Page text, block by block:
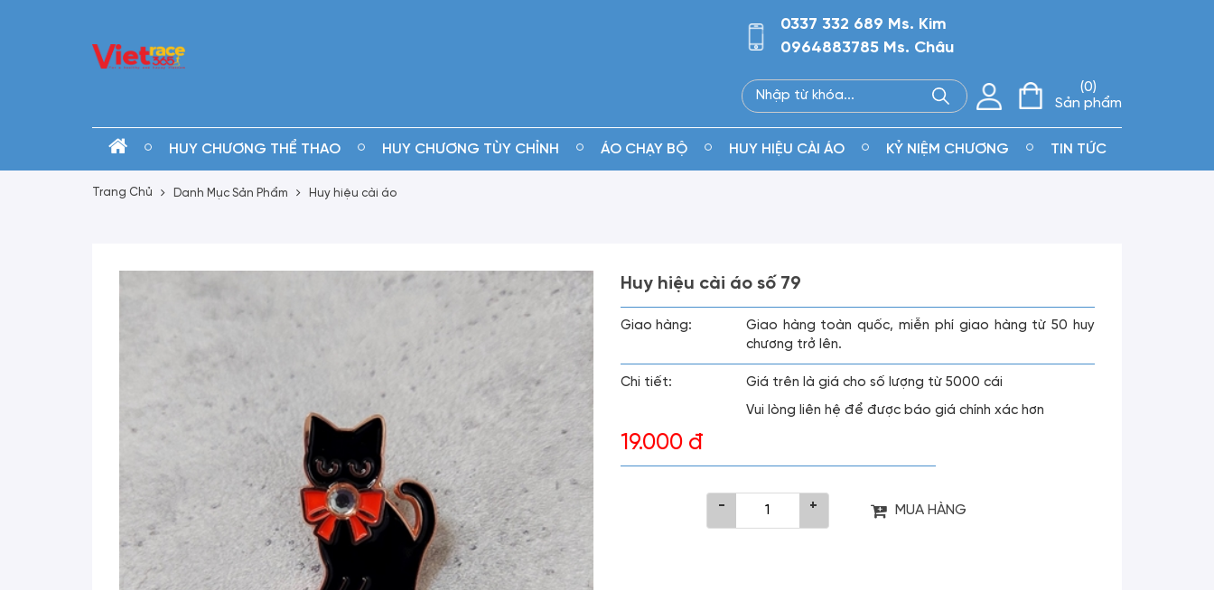
0337 332 689 Ms. Kim
0964883785 Ms. Châu
0
Sản phẩm
HUY CHƯƠNG THỂ THAO HUY CHƯƠNG TÙY CHỈNH ÁO CHẠY BỘ HUY HIỆU CÀI ÁO KỶ NIỆM CHƯƠNG TIN TỨC
Trang Chủ Danh Mục Sản Phẩm Huy hiệu cài áo
Huy hiệu cài áo số 79
Giao hàng:
Giao hàng toàn quốc, miễn phí giao hàng từ 50 huy
chương trở lên.
Chi tiết:
Giá trên là giá cho số lượng từ 5000 cái
Vui lòng liên hệ để được báo giá chính xác hơn
19.000 đ
- + MUA HÀNG